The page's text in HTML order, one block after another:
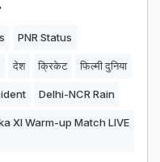
PNR Status
देश क्रिकेट फिल्मी दुनिया
Delhi-NCR Rain
XI Warm-up Match LIVE